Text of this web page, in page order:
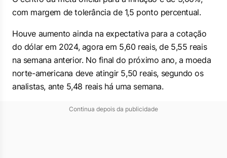
com margem de tolerância de 1,5 ponto percentual.
Houve aumento ainda na expectativa para a cotação
do dólar em 2024, agora em 5,60 reais, de 5,55 reais
na semana anterior. No final do próximo ano, a moeda
norte-americana deve atingir 5,50 reais, segundo os
analistas, ante 5,48 reais há uma semana.
Continua depois da publicidade